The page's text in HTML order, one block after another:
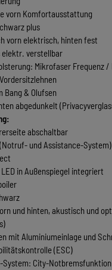
vorn Komfortausstattung
plus
vorn elektrisch, hinten fest
elektr. verstellbar
Mikrofaser Frequenz
Bang & Olufsen
abgedunkelt
abschaltbar
und Assistance-System)
in Außenspiegel integriert
und hinten, akustisch und
mit Aluminiumeinlage und
(ESC)
System: City-